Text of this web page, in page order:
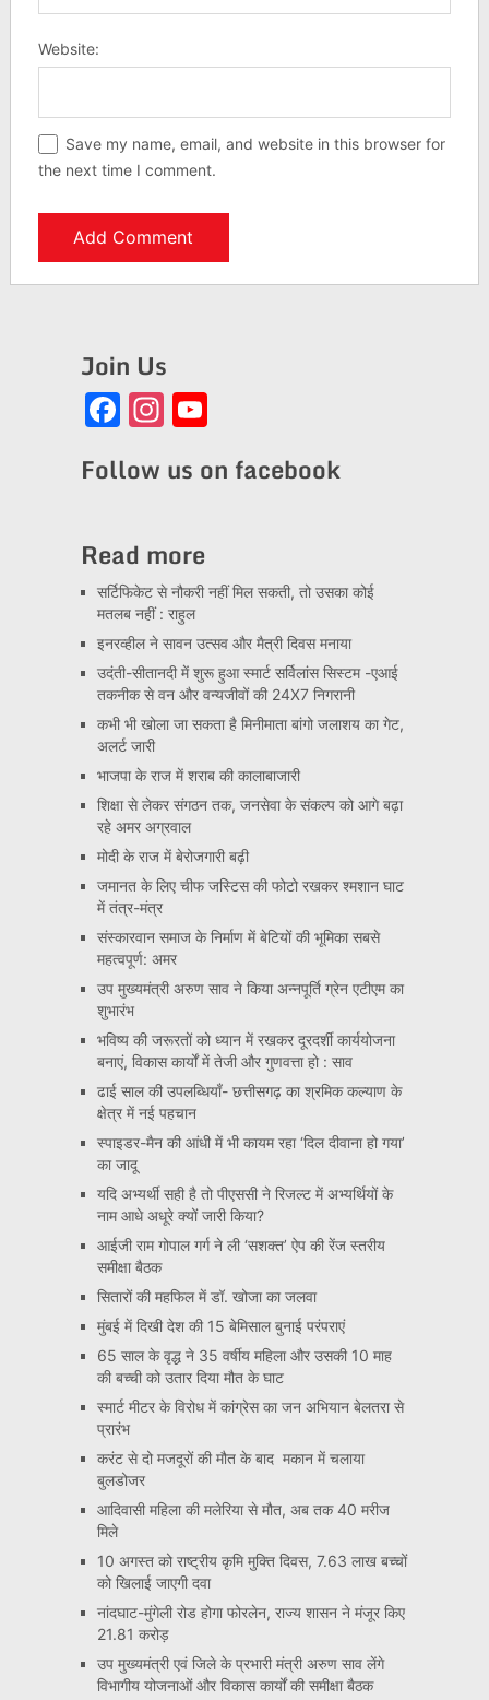
Website:
Save my name, email, and website in this browser for
the next time I comment.
Join Us
Facebook
Instagram
YouTube
Follow us on facebook
Read more
सर्टिफिकेट से नौकरी नहीं मिल सकती, तो उसका कोई
मतलब नहीं : राहुल
इनरव्हील ने सावन उत्सव और मैत्री दिवस मनाया
उदंती-सीतानदी में शुरू हुआ स्मार्ट सर्विलांस सिस्टम -एआई
तकनीक से वन और वन्यजीवों की 24X7 निगरानी
कभी भी खोला जा सकता है मिनीमाता बांगो जलाशय का गेट,
अलर्ट जारी
भाजपा के राज में शराब की कालाबाजारी
शिक्षा से लेकर संगठन तक, जनसेवा के संकल्प को आगे बढ़ा
रहे अमर अग्रवाल
मोदी के राज में बेरोजगारी बढ़ी
जमानत के लिए चीफ जस्टिस की फोटो रखकर श्मशान घाट
में तंत्र-मंत्र
संस्कारवान समाज के निर्माण में बेटियों की भूमिका सबसे
महत्वपूर्ण: अमर
उप मुख्यमंत्री अरुण साव ने किया अन्नपूर्ति ग्रेन एटीएम का
शुभारंभ
भविष्य की जरूरतों को ध्यान में रखकर दूरदर्शी कार्ययोजना
बनाएं, विकास कार्यों में तेजी और गुणवत्ता हो : साव
ढाई साल की उपलब्धियाँ- छत्तीसगढ़ का श्रमिक कल्याण के
क्षेत्र में नई पहचान
स्पाइडर-मैन की आंधी में भी कायम रहा ‘दिल दीवाना हो गया’
का जादू
यदि अभ्यर्थी सही है तो पीएससी ने रिजल्ट में अभ्यर्थियों के
नाम आधे अधूरे क्यों जारी किया?
आईजी राम गोपाल गर्ग ने ली ‘सशक्त’ ऐप की रेंज स्तरीय
समीक्षा बैठक
सितारों की महफिल में डॉ. खोजा का जलवा
मुंबई में दिखी देश की 15 बेमिसाल बुनाई परंपराएं
65 साल के वृद्ध ने 35 वर्षीय महिला और उसकी 10 माह
की बच्ची को उतार दिया मौत के घाट
स्मार्ट मीटर के विरोध में कांग्रेस का जन अभियान बेलतरा से
प्रारंभ
करंट से दो मजदूरों की मौत के बाद मकान में चलाया
बुलडोजर
आदिवासी महिला की मलेरिया से मौत, अब तक 40 मरीज
मिले
10 अगस्त को राष्ट्रीय कृमि मुक्ति दिवस, 7.63 लाख बच्चों
को खिलाई जाएगी दवा
नांदघाट-मुंगेली रोड होगा फोरलेन, राज्य शासन ने मंजूर किए
21.81 करोड़
उप मुख्यमंत्री एवं जिले के प्रभारी मंत्री अरुण साव लेंगे
विभागीय योजनाओं और विकास कार्यों की समीक्षा बैठक